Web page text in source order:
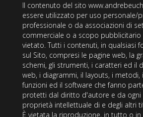
Il contenuto del sito
essere utilizzato per uso personale/
professionale o da associazioni di
commerciale o a scopo pubblicitario
vietato. Tutti i contenuti, in qualsiasi
sul Sito, compresi le pagine web, la
schemi, gli strumenti, i caratteri ed il
web, i diagrammi, il layouts, i metodi,
funzioni ed il software che fanno
protetti dal diritto d'autore e da
proprietà intellettuale di e degli altri
È vietata la riproduzione, in tutto o